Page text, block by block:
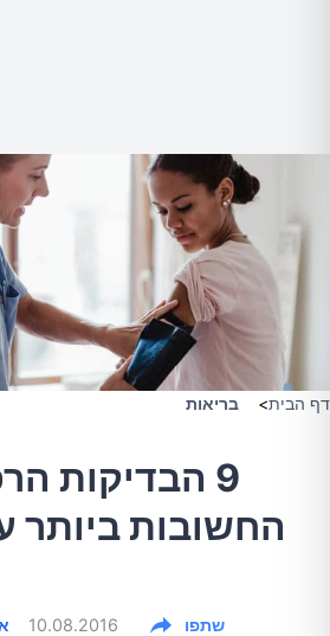
דף הבית> בריאות
9 הבדיקות
החשובות ביותר
10.08.2016 שתפו